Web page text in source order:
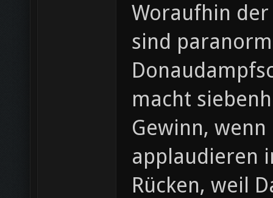
Woraufhin der
sind
macht
Gewinn,
applaudieren
Rücken, weil